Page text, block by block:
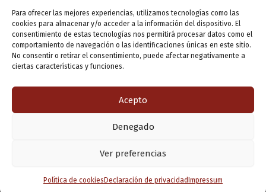
Para ofrecer las mejores experiencias, utilizamos tecnologías como las
cookies para almacenar y/o acceder a la información del dispositivo. El
consentimiento de estas tecnologías nos permitirá procesar datos como el
comportamiento de navegación o las identificaciones únicas en este sitio.
No consentir o retirar el consentimiento, puede afectar negativamente a
ciertas características y funciones.
Acepto
Denegado
Ver preferencias
Política de cookies Declaración de privacidad Impressum
Tenorio
Deja un comentario /Actualidad/ PorVLLensutinta
¿De dónde “lo de Pucela”?
Actualidad / Por
Copyright © 2026 Valladolid en su titna